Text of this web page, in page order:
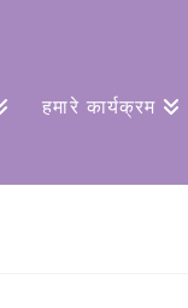
हमारे कार्यक्रम